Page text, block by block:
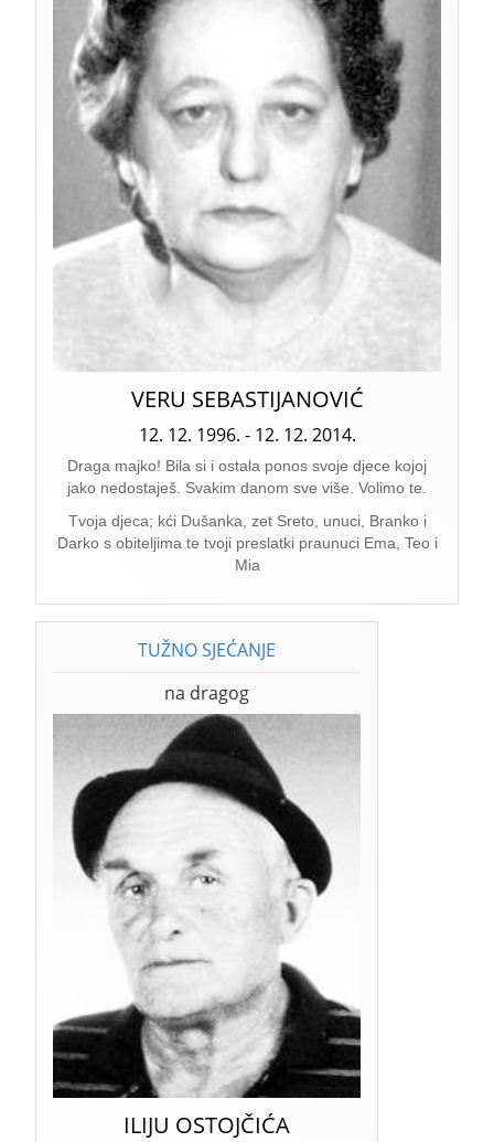
VERU SEBASTIJANOVIĆ
12. 12. 1996. - 12. 12. 2014.
Draga majko! Bila si i ostala ponos svoje djece kojoj
jako nedostaješ. Svakim danom sve više. Volimo te.
Tvoja djeca; kći Dušanka, zet Sreto, unuci, Branko i
Darko s obiteljima te tvoji preslatki praunuci Ema, Teo i
Mia
TUŽNO SJEĆANJE
na dragog
ILIJU OSTOJČIĆA